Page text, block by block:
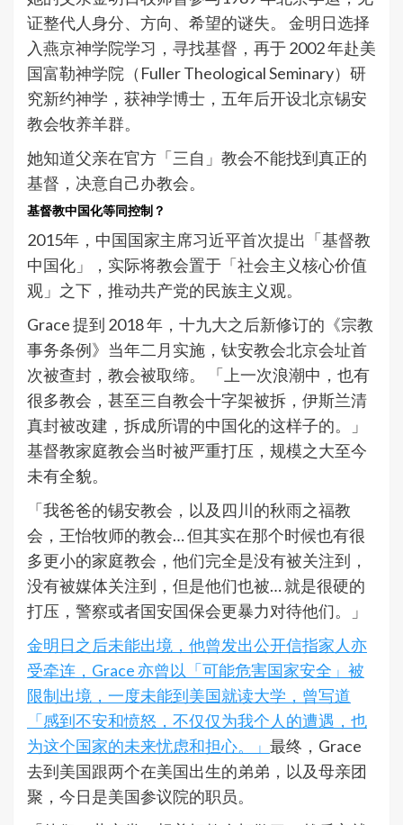
证整代人身分、方向、希望的谜失。 金明日选择
入燕京神学院学习，寻找基督，再于 2002 年赴美
国富勒神学院（Fuller Theological Seminary）研
究新约神学，获神学博士，五年后开设北京锡安
教会牧养羊群。
她知道父亲在官方「三自」教会不能找到真正的
基督，决意自己办教会。
基督教中国化等同控制？
2015年，中国国家主席习近平首次提出「基督教
中国化」，实际将教会置于「社会主义核心价值
观」之下，推动共产党的民族主义观。
Grace 提到 2018 年，十九大之后新修订的《宗教
事务条例》当年二月实施，钛安教会北京会址首
次被查封，教会被取缔。 「上一次浪潮中，也有
很多教会，甚至三自教会十字架被拆，伊斯兰清
真封被改建，拆成所谓的中国化的这样子的。」
基督教家庭教会当时被严重打压，规模之大至今
未有全貌。
「我爸爸的锡安教会，以及四川的秋雨之福教
会，王怡牧师的教会… 但其实在那个时候也有很
多更小的家庭教会，他们完全是没有被关注到，
没有被媒体关注到，但是他们也被… 就是很硬的
打压，警察或者国安国保会更暴力对待他们。」
金明日之后未能出境，他曾发出公开信指家人亦
受牵连，Grace 亦曾以「可能危害国家安全」被
限制出境，一度未能到美国就读大学，曾写道
「感到不安和愤怒，不仅仅为我个人的遭遇，也
为这个国家的未来忧虑和担心。」 最终，Grace
去到美国跟两个在美国出生的弟弟，以及母亲团
聚，今日是美国参议院的职员。